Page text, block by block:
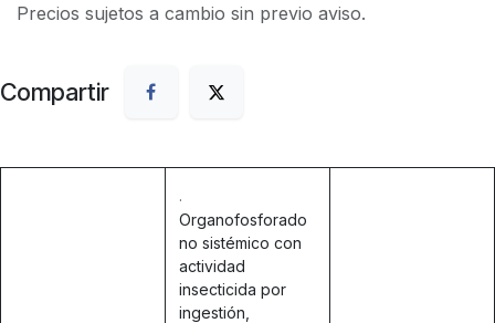
Precios sujetos a cambio sin previo aviso.
Compartir
.
Organofosforado
no sistémico con
actividad
insecticida por
ingestión,